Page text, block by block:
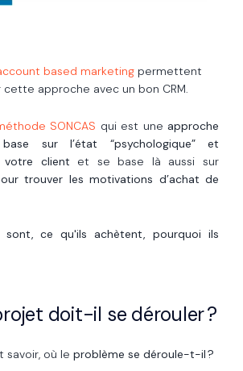
based marketing permettent
cette approche avec un bon CRM.
SONCAS qui est une approche
sur l’état “psychologique” et
votre client et se base là aussi sur
trouver les motivations d’achat de
ce qu'ils achètent, pourquoi ils
doit-il se dérouler ?
savoir, où le problème se déroule-t-il ?